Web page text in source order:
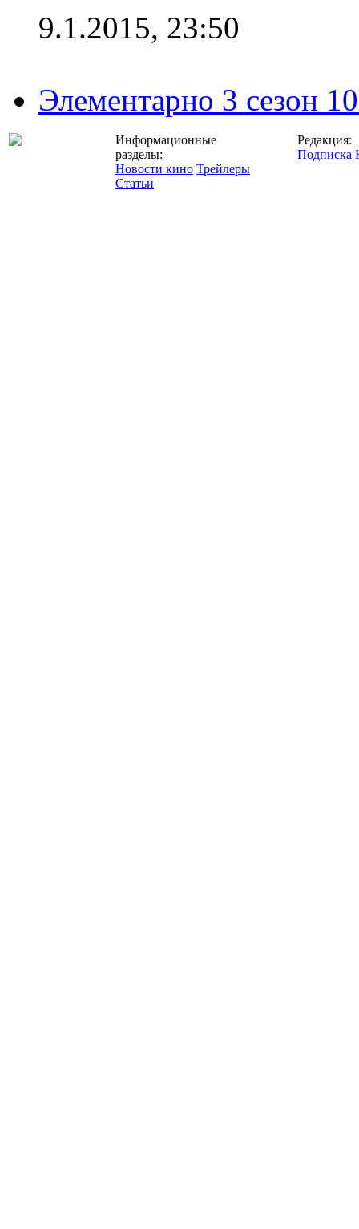
9.1.2015, 23:50
Элементарно 3 сезон
Информационные
разделы:
Новости кино Трейлеры
Статьи
Редакция:
Подписка